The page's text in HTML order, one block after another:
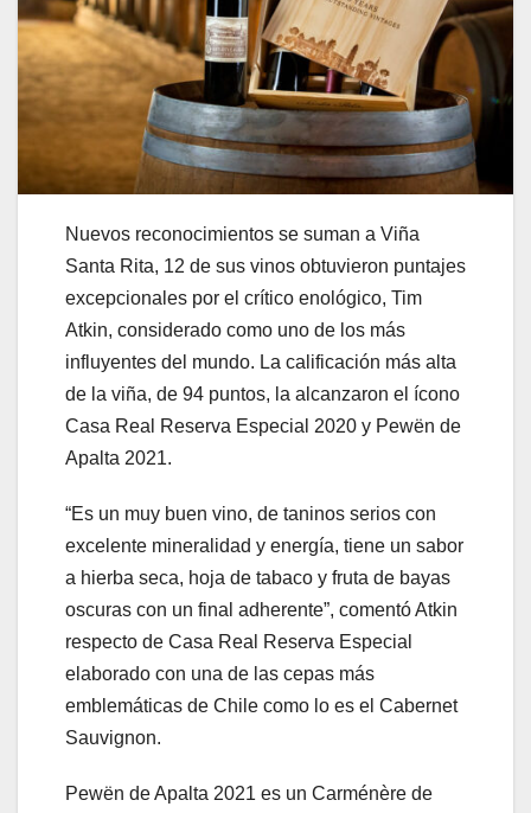
Nuevos reconocimientos se suman a Viña
Santa Rita, 12 de sus vinos obtuvieron puntajes
excepcionales por el crítico enológico, Tim
Atkin, considerado como uno de los más
influyentes del mundo. La calificación más alta
de la viña, de 94 puntos, la alcanzaron el ícono
Casa Real Reserva Especial 2020 y Pewën de
Apalta 2021.
“Es un muy buen vino, de taninos serios con
excelente mineralidad y energía, tiene un sabor
a hierba seca, hoja de tabaco y fruta de bayas
oscuras con un final adherente”, comentó Atkin
respecto de Casa Real Reserva Especial
elaborado con una de las cepas más
emblemáticas de Chile como lo es el Cabernet
Sauvignon.
Pewën de Apalta 2021 es un Carménère de